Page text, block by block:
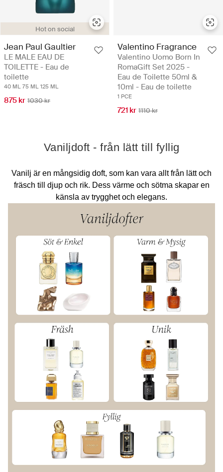
Hot on social
Jean Paul Gaultier
LE MALE EAU DE
TOILETTE - Eau de
toilette
40 ML 75 ML 125 ML
875 kr 1030 kr
Valentino Fragrance
Valentino Uomo Born In
RomaGift Set 2025 -
Eau de Toilette 50ml &
10ml - Eau de toilette
1 PCE
721 kr 1110 kr
Vaniljdoft - från lätt till fyllig
Vanilj är en mångsidig doft, som kan vara allt från lätt och
fräsch till djup och rik. Dess värme och sötma skapar en
känsla av trygghet och elegans.